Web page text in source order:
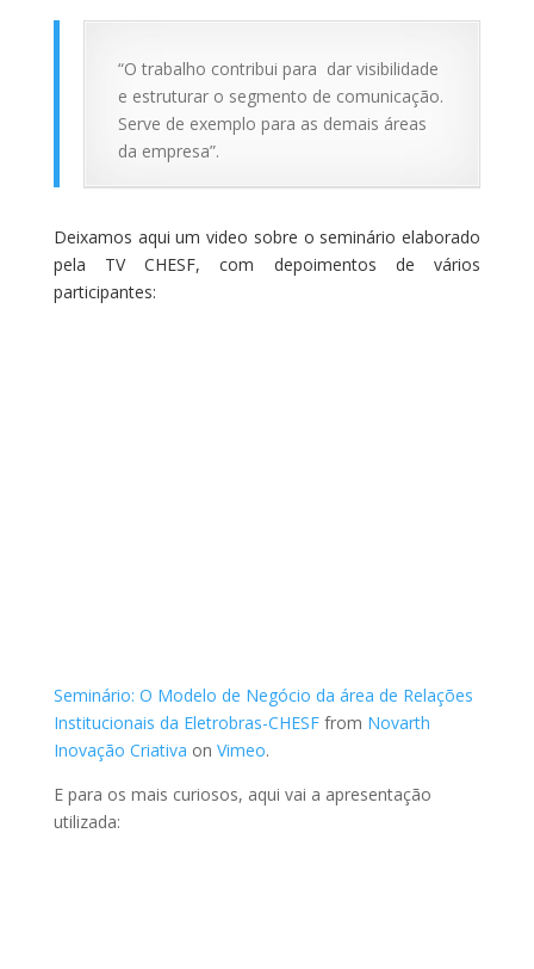
“O trabalho contribui para dar visibilidade
e estruturar o segmento de comunicação.
Serve de exemplo para as demais áreas
da empresa”.
Deixamos aqui um video sobre o seminário elaborado
pela TV CHESF, com depoimentos de vários
participantes:
Seminário: O Modelo de Negócio da área de Relações
Institucionais da Eletrobras-CHESFfrom Novarth
Inovação Criativa on Vimeo.
E para os mais curiosos, aqui vai a apresentação
utilizada: